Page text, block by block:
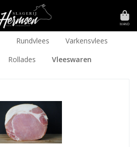
MAND
Rundvlees
Varkensvlees
Rollades Vleeswaren